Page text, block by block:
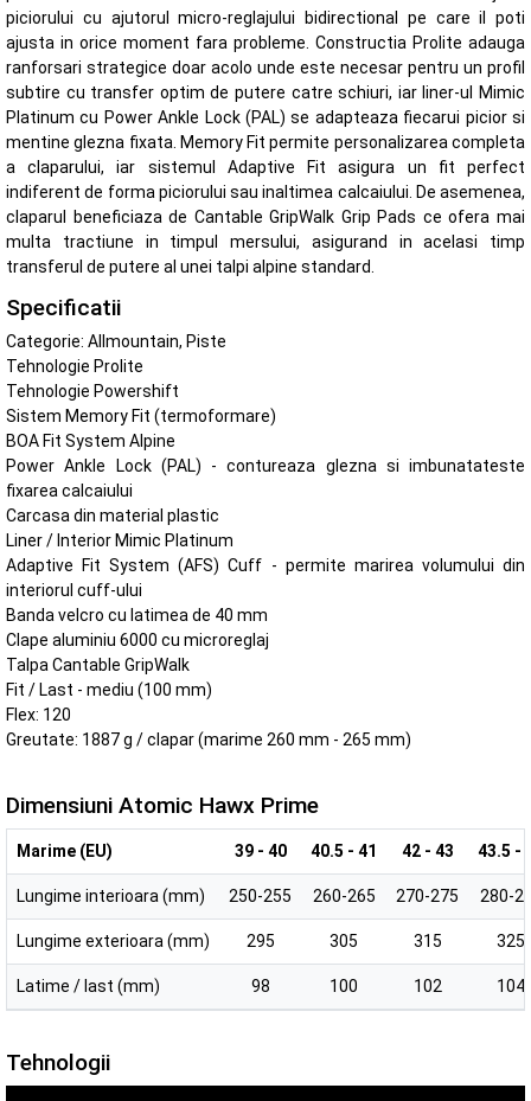
piciorului cu ajutorul micro-reglajului bidirectional pe care il poti
ajusta in orice moment fara probleme. Constructia Prolite adauga
ranforsari strategice doar acolo unde este necesar pentru un profil
subtire cu transfer optim de putere catre schiuri, iar liner-ul Mimic
Platinum cu Power Ankle Lock (PAL) se adapteaza fiecarui picior si
mentine glezna fixata. Memory Fit permite personalizarea completa
a claparului, iar sistemul Adaptive Fit asigura un fit perfect
indiferent de forma piciorului sau inaltimea calcaiului. De asemenea,
claparul beneficiaza de Cantable GripWalk Grip Pads ce ofera mai
multa tractiune in timpul mersului, asigurand in acelasi timp
transferul de putere al unei talpi alpine standard.
Specificatii
Categorie: Allmountain, Piste
Tehnologie Prolite
Tehnologie Powershift
Sistem Memory Fit (termoformare)
BOA Fit System Alpine
Power Ankle Lock (PAL) - contureaza glezna si imbunatateste
fixarea calcaiului
Carcasa din material plastic
Liner / Interior Mimic Platinum
Adaptive Fit System (AFS) Cuff - permite marirea volumului din
interiorul cuff-ului
Banda velcro cu latimea de 40 mm
Clape aluminiu 6000 cu microreglaj
Talpa Cantable GripWalk
Fit / Last - mediu (100 mm)
Flex: 120
Greutate: 1887 g / clapar (marime 260 mm - 265 mm)
Dimensiuni Atomic Hawx Prime
Marime (EU) 39 - 40 40.5 - 41 42 - 43 43.5 -
Lungime interioara (mm) 250-255 260-265 270-275 280-
Lungime exterioara (mm) 295 305 315 325
Latime / last (mm) 98 100 102 104
Tehnologii